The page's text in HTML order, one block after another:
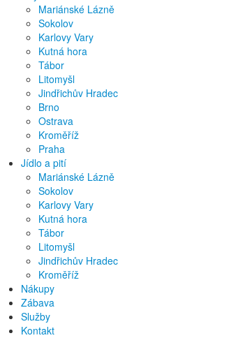
Mariánské Lázně
Sokolov
Karlovy Vary
Kutná hora
Tábor
Litomyšl
Jindřichův Hradec
Brno
Ostrava
Kroměříž
Praha
Jídlo a pití
Mariánské Lázně
Sokolov
Karlovy Vary
Kutná hora
Tábor
Litomyšl
Jindřichův Hradec
Kroměříž
Nákupy
Zábava
Služby
Kontakt